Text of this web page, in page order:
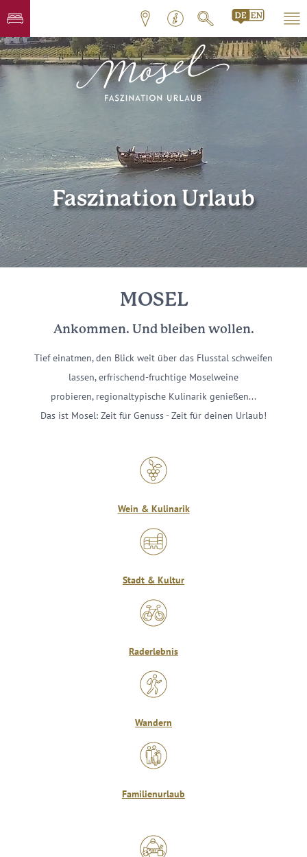
Faszination Urlaub
MOSEL
Ankommen. Und bleiben wollen.
Tief einatmen, den Blick weit über das Flusstal schweifen
lassen, erfrischend-fruchtige Moselweine
probieren, regionaltypische Kulinarik genießen...
Das ist Mosel: Zeit für Genuss - Zeit für deinen Urlaub!
Wein & Kulinarik
Stadt & Kultur
Raderlebnis
Wandern
Familienurlaub